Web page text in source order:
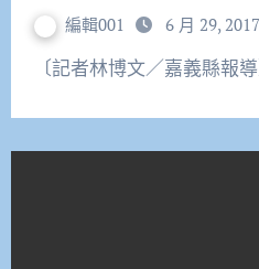
編輯001 6 月 29, 2017
〔記者林博文／嘉義縣